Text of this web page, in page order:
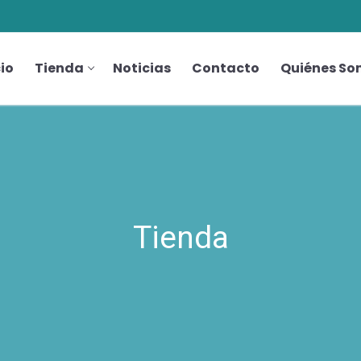
Tienda Noticias Contacto Quiénes
Tienda